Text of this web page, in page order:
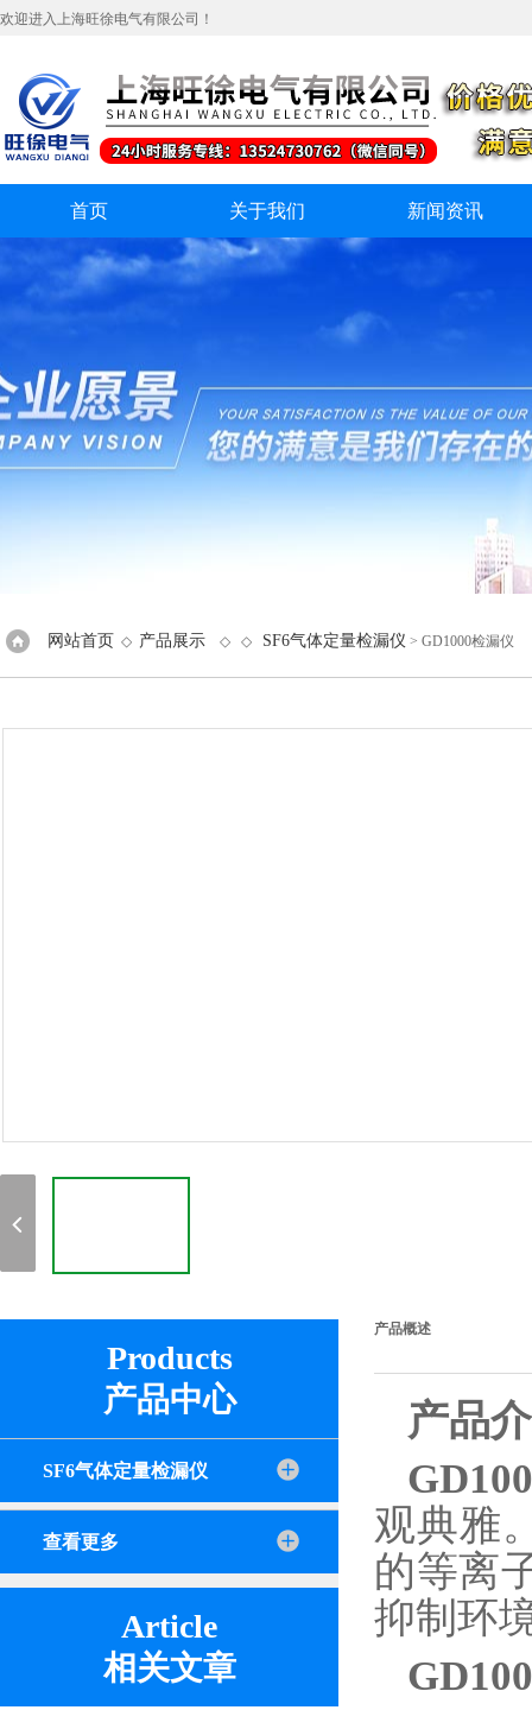
欢迎进入上海旺徐电气有限公司！
首页 关于我们 新闻资讯
网站首页 ◇ 产品展示 ◇ ◇ SF6气体定量检漏仪 > GD1000检漏仪
Products
产品中心
SF6气体定量检漏仪
查看更多
Article
相关文章
产品概述
产品
观典雅
的等离
抑制环